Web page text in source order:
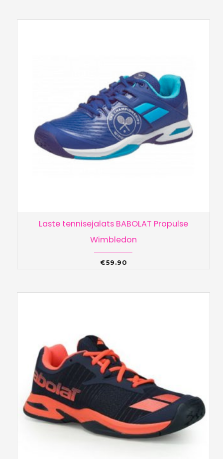
Laste tennisejalats BABOLAT Propulse
Wimbledon
€59.90